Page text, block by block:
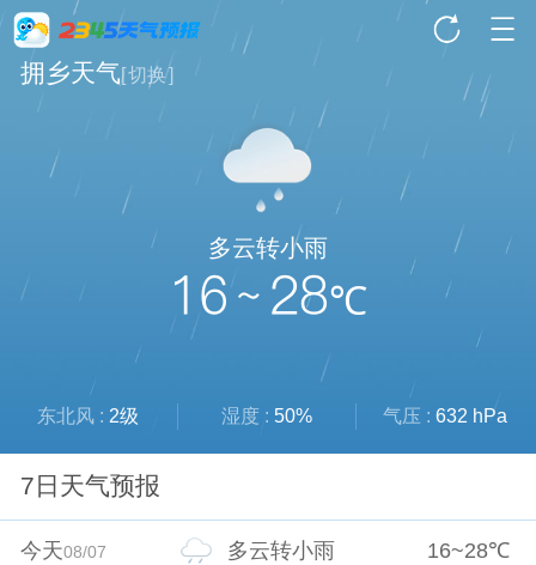
拥乡天气[切换]
多云转小雨
16 ~ 28℃
东北风 : 2级 湿度 : 50% 气压 : 632 hPa
7日天气预报
今天08/07 多云转小雨 16~28℃